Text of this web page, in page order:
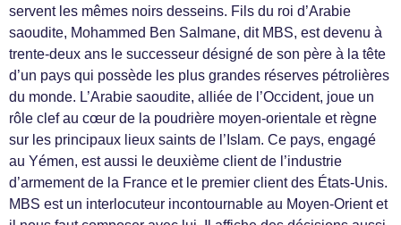
servent les mêmes noirs desseins. Fils du roi d’Arabie
saoudite, Mohammed Ben Salmane, dit MBS, est devenu à
trente-deux ans le successeur désigné de son père à la tête
d’un pays qui possède les plus grandes réserves pétrolières
du monde. L’Arabie saoudite, alliée de l’Occident, joue un
rôle clef au cœur de la poudrière moyen-orientale et règne
sur les principaux lieux saints de l’Islam. Ce pays, engagé
au Yémen, est aussi le deuxième client de l’industrie
d’armement de la France et le premier client des États-Unis.
MBS est un interlocuteur incontournable au Moyen-Orient et